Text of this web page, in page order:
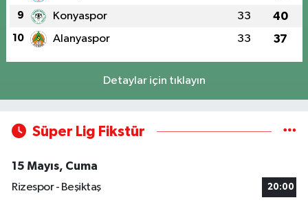
9 Konyaspor 33 40
10 Alanyaspor 33 37
Detaylar için tıklayın
Süper Lig Fikstür
15 Mayıs, Cuma
Rizespor - Beşiktaş
20:00